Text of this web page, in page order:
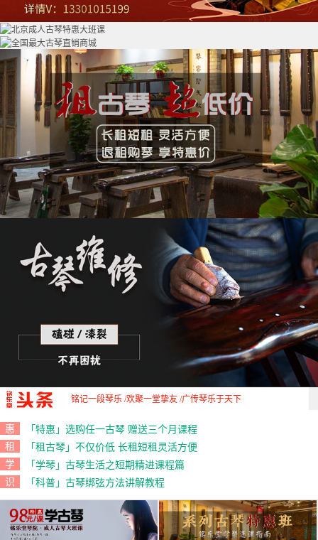
铭记一段琴乐 /欢聚一堂挚友 /广传琴乐于天下
惠 「特惠」选购任一古琴 赠送三个月课程
租 「租古琴」不仅价低 长租短租灵活方便
学 「学琴」古琴生活之短期精进课程篇
识 「科普」古琴绑弦方法讲解教程